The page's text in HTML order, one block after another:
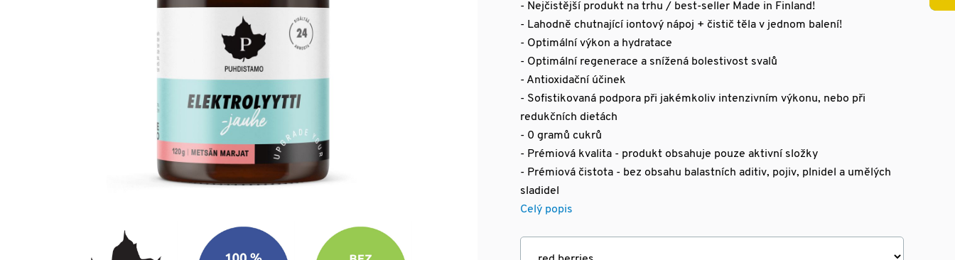
- Nejčistější produkt na trhu / best-seller Made in Finland!
- Lahodně chutnající iontový nápoj + čistič těla v jednom balení!
- Optimální výkon a hydratace
- Optimální regenerace a snížená bolestivost svalů
- Antioxidační účinek
- Sofistikovaná podpora při jakémkoliv intenzivním výkonu, nebo při
redukčních dietách
- 0 gramů cukrů
- Prémiová kvalita - produkt obsahuje pouze aktivní složky
- Prémiová čistota - bez obsahu balastních aditiv, pojiv, plnidel a umělých
sladidel
Celý popis